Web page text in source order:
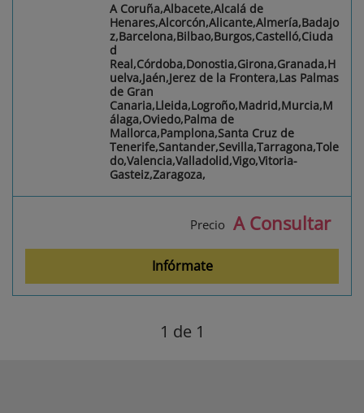
A Coruña,Albacete,Alcalá de
Henares,Alcorcón,Alicante,Almería,Badajo
z,Barcelona,Bilbao,Burgos,Castelló,Ciuda
d
Real,Córdoba,Donostia,Girona,Granada,H
uelva,Jaén,Jerez de la Frontera,Las Palmas
de Gran
Canaria,Lleida,Logroño,Madrid,Murcia,M
álaga,Oviedo,Palma de
Mallorca,Pamplona,Santa Cruz de
Tenerife,Santander,Sevilla,Tarragona,Tole
do,Valencia,Valladolid,Vigo,Vitoria-
Gasteiz,Zaragoza,
Precio A Consultar
Infórmate
1 de 1